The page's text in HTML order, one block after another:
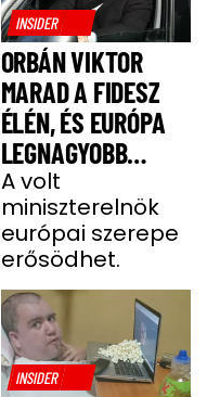
INSIDER
ORBÁN VIKTOR
MARAD A FIDESZ
ÉLÉN, ÉS EURÓPA
LEGNAGYOBB
JOBBOLDALI
SZÖVETSÉGÉT
ÉPÍTI TOVÁBB
A volt
miniszterelnök
európai szerepe
erősödhet.
INSIDER